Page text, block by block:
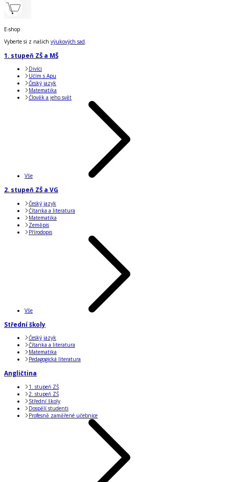
E-shop
Vyberte si z našich výukových sad.
1. stupeň ZŠ a MŠ
Divíci
Učím s Apu
Český jazyk
Matematika
Člověk a jeho svět
Vše
2. stupeň ZŠ a VG
Český jazyk
Čítanka a literatura
Matematika
Zeměpis
Přírodopis
Vše
Střední školy
Český jazyk
Čítanka a literatura
Matematika
Pedagogická literatura
Angličtina
1. stupeň ZŠ
2. stupeň ZŠ
Střední školy
Dospělí studenti
Profesně zaměřené učebnice